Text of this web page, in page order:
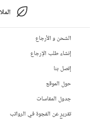
الشحن و الأرجاع
إنشاء طلب الإرجاع
إتصل بنا
حول الموقع
جدول المقاسات
تقرير عن الفجوة في الرواتب